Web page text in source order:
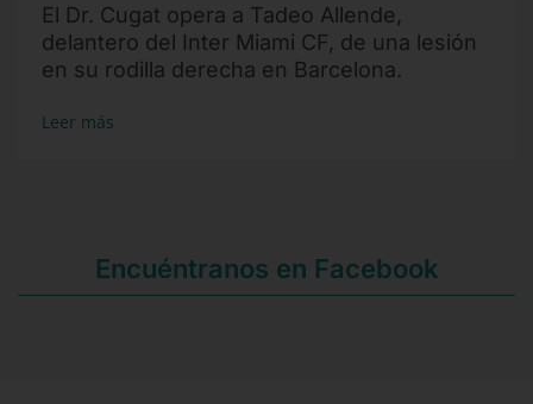
El Dr. Cugat opera a Tadeo Allende,
delantero del Inter Miami CF, de una lesión
en su rodilla derecha en Barcelona.
Leer más
Encuéntranos en Facebook